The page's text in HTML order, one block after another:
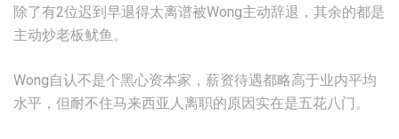
除了有2位迟到早退得太离谱被Wong主动辞退，其余的都是
主动炒老板鱿鱼。
Wong自认不是个黑心资本家，薪资待遇都略高于业内平均
水平，但耐不住马来西亚人离职的原因实在是五花八门。